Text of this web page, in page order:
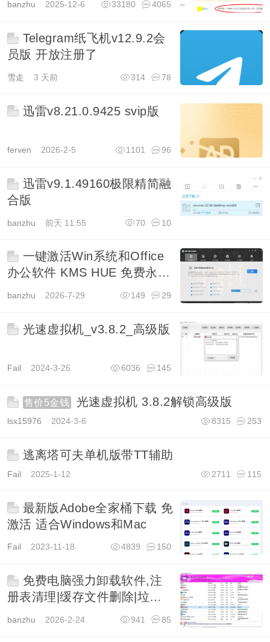
banzhu 2025-12-6 4065
33180
Telegram纸飞机v12.9.2会
员版 开放注册了
雪走 3 天前 78
314
迅雷v8.21.0.9425 svip版
ferven 2026-2-5 96
1101
迅雷v9.1.49160极限精简融
合版
banzhu 前天 11:55 10
70
一键激活Win系统和Office
办公软件 KMS HUE 免费永久
可用
banzhu 2026-7-29 29
149
光速虚拟机_v3.8.2_高级版
Fail 2024-3-26 145
6036
售价5金钱 光速虚拟机 3.8.2解锁高级版
lsx15976 2024-3-6 253
8315
逃离塔可夫单机版带TT辅助
Fail 2025-1-12 115
2711
最新版Adobe全家桶下载 免
激活 适合Windows和Mac
Fail 2023-11-18 150
4839
免费电脑强力卸载软件,注
册表清理|缓存文件删除|垃圾清
banzhu 2026-2-24 85
941